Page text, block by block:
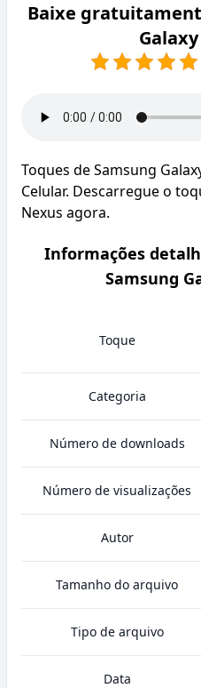
Baixe
Toques de Samsung
Celular. Descarregue o
Nexus agora.
Informações
Samsung
Toque
Categoria
Número de downloads
Número de visualizações
Autor
Tamanho do arquivo
Tipo de arquivo
Data